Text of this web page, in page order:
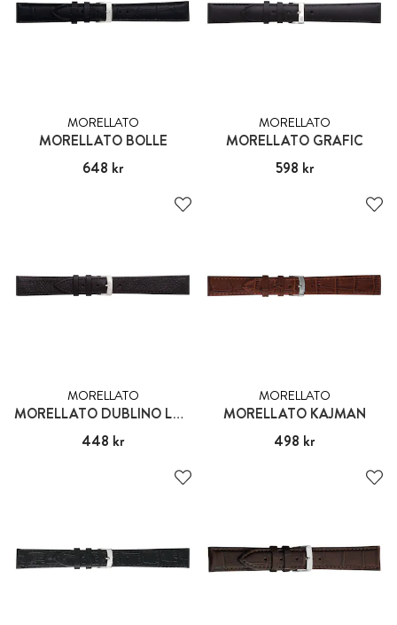
MORELLATO
MORELLATO BOLLE
Pris:648 kr
648 kr
MORELLATO
MORELLATO GRAFIC
Pris:598 kr
598 kr
MORELLATO
MORELLATO DUBLINO LAMA
Pris:448 kr
448 kr
MORELLATO
MORELLATO KAJMAN
Pris:498 kr
498 kr